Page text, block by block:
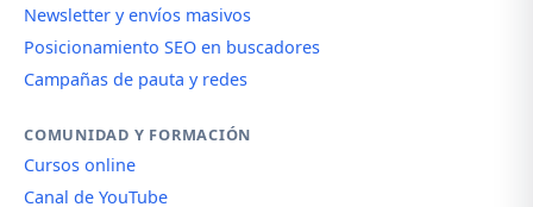
Newsletter y envíos masivos
Posicionamiento SEO en buscadores
Campañas de pauta y redes
COMUNIDAD Y FORMACIÓN
Cursos online
Canal de YouTube